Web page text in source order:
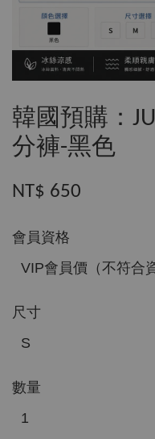
韓國預購：
分褲-黑色
NT$ 650
會員資格
尺寸
數量